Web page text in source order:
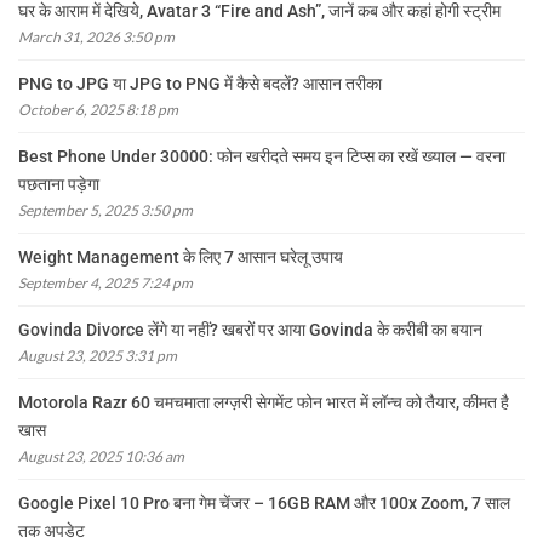
घर के आराम में देखिये, Avatar 3 “Fire and Ash”, जानें कब और कहां होगी स्ट्रीम
March 31, 2026 3:50 pm
PNG to JPG या JPG to PNG में कैसे बदलें? आसान तरीका
October 6, 2025 8:18 pm
Best Phone Under 30000: फोन खरीदते समय इन टिप्स का रखें ख्याल — वरना
पछताना पड़ेगा
September 5, 2025 3:50 pm
Weight Management के लिए 7 आसान घरेलू उपाय
September 4, 2025 7:24 pm
Govinda Divorce लेंगे या नहीं? खबरों पर आया Govinda के करीबी का बयान
August 23, 2025 3:31 pm
Motorola Razr 60 चमचमाता लग्ज़री सेगमेंट फोन भारत में लॉन्च को तैयार, कीमत है
खास
August 23, 2025 10:36 am
Google Pixel 10 Pro बना गेम चेंजर – 16GB RAM और 100x Zoom, 7 साल
तक अपडेट